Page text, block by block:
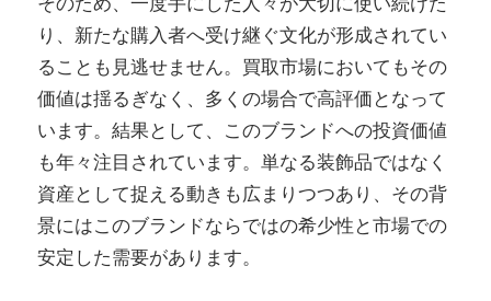
り、新たな購入者へ受け継ぐ文化が形成されてい
ることも見逃せません。買取市場においてもその
価値は揺るぎなく、多くの場合で高評価となって
います。結果として、このブランドへの投資価値
も年々注目されています。単なる装飾品ではなく
資産として捉える動きも広まりつつあり、その背
景にはこのブランドならではの希少性と市場での
安定した需要があります。